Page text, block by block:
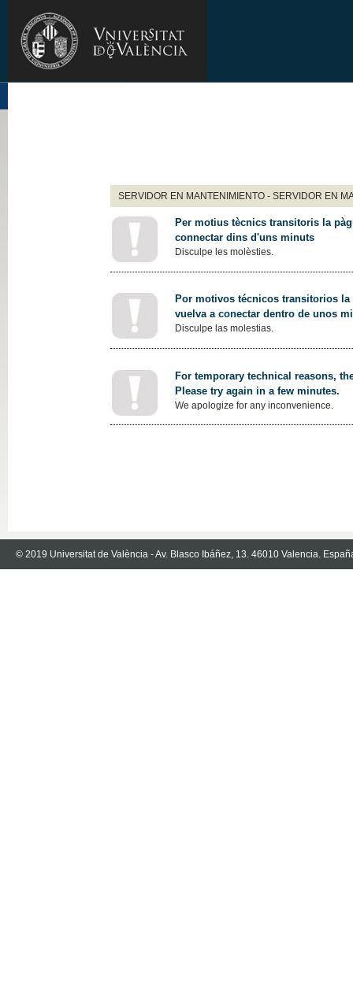
SERVIDOR EN MANTENIMIENTO - SERVIDOR EN
Per motius tècnics transitoris la
connectar dins d'uns minuts
Disculpe les molèsties.
Por motivos técnicos transitorios
vuelva a conectar dentro de unos
Disculpe las molestias.
For temporary technical reasons,
Please try again in a few minutes.
We apologize for any inconvenience.
© 2019 Universitat de València - Av. Blasco Ibáñez, 13. 46010 Valencia.